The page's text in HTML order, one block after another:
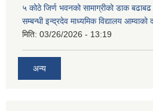
५ कोठे जिर्ण भवनको सामाग्रीको डाक बढाबढ
सम्बन्धी इन्द्रदेव माध्यमिक विद्यालय
मिति: 03/26/2026 - 13:19
अन्य